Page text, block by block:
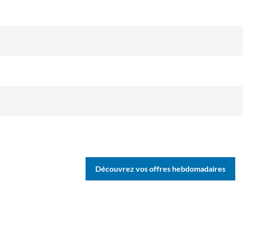
Découvrez vos offres hebdomadaires